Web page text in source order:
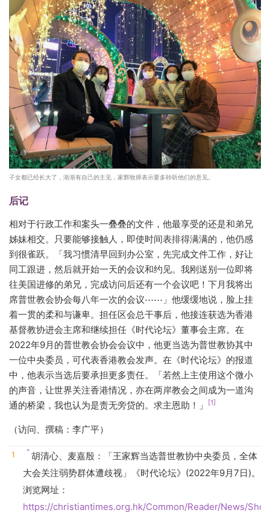
子女都已经长大了，渐渐有自己的主见，家辉牧师表示要多聆听他们的意见。
后记
相对于行政工作和案头一叠叠的文件，他最享受的还是和弟兄
姊妹相交。只要能够接触人，即使时间表排得满满的，他仍感
到很雀跃。「我习惯清早回到办公室，先完成文件工作，好让
同工跟进，然后就开始一天的会议和约见。我刚送别一位即将
往美国进修的弟兄，完成访问后还有一个会议吧！下月我将出
席普世教会协会每八年一次的会议⋯⋯」他缓缓地说，脸上挂
着一贯的柔和与谦卑。担任区会总干事后，他接连获选为香港
基督教协进会主席和继续担任《时代论坛》董事会主席。在
2022年9月的普世教会协会会议中，他更当选为普世教协其中
一位中央委员，可代表香港教会发声。在《时代论坛》的报道
中，他表示当选后要承担更多责任。「若然上主使用这个微小
的声音，让世界关注香港情况，亦在两岸教会之间成为一道沟
通的桥梁，我也认为是责无旁贷的。求主恩助！」
[1]
（访问、撰稿：李广平）
^ 胡清心、麦嘉殷：「王家辉当选普世教协中央委员，全体
大会关注弱势群体遭歧视」《时代论坛》(2022年9月7日)。
浏览网址：
https://christiantimes.org.hk/Common/Reader/News/